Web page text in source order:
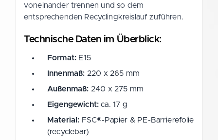
voneinander trennen und so dem
entsprechenden Recyclingkreislauf zuführen.
Technische Daten im Überblick:
Format: E15
Innenmaß: 220 x 265 mm
Außenmaß: 240 x 275 mm
Eigengewicht:ca. 17 g
Material: FSC®-Papier & PE-Barrierefolie
(recyclebar)